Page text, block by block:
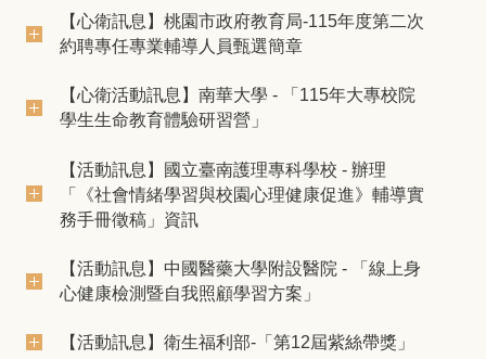
【心衛訊息】桃園市政府教育局-115年度第二次
約聘專任專業輔導人員甄選簡章
【心衛活動訊息】南華大學 - 「115年大專校院
學生生命教育體驗研習營」
【活動訊息】國立臺南護理專科學校 - 辦理
「《社會情緒學習與校園心理健康促進》輔導實
務手冊徵稿」資訊
【活動訊息】中國醫藥大學附設醫院 - 「線上身
心健康檢測暨自我照顧學習方案」
【活動訊息】衛生福利部-「第12屆紫絲帶獎」